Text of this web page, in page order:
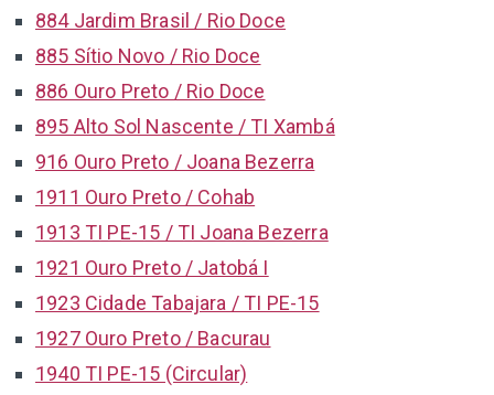
884 Jardim Brasil / Rio Doce
885 Sítio Novo / Rio Doce
886 Ouro Preto / Rio Doce
895 Alto Sol Nascente / TI Xambá
916 Ouro Preto / Joana Bezerra
1911 Ouro Preto / Cohab
1913 TI PE-15 / TI Joana Bezerra
1921 Ouro Preto / Jatobá I
1923 Cidade Tabajara / TI PE-15
1927 Ouro Preto / Bacurau
1940 TI PE-15 (Circular)